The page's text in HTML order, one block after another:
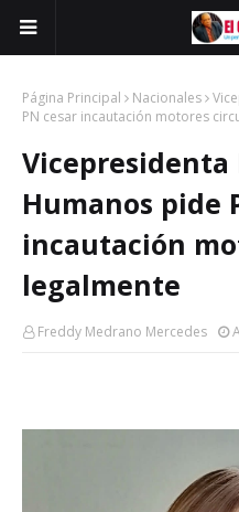
Página Principal Nacionales
PN cesar incautación motores
Vicepresidenta
Humanos pide
incautación
legalmente
Freddy Medrano Mercedes